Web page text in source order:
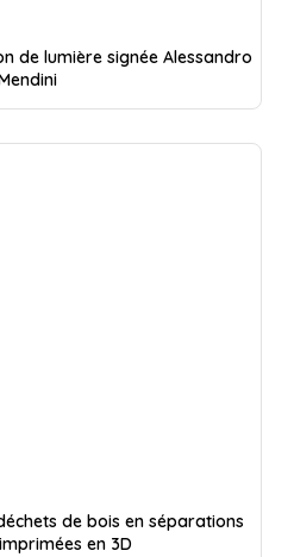
de lumière signée Alessandro
de bois en séparations
en 3D